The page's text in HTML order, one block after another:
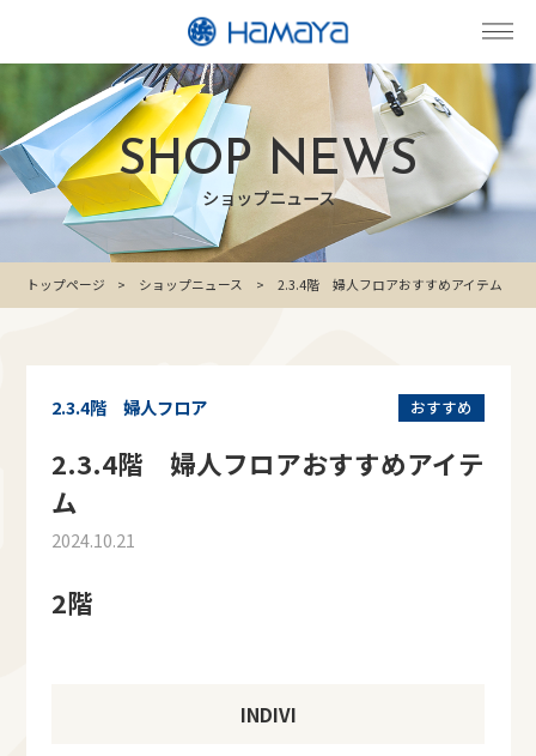
SHOP NEWS
ショップニュース
トップページ ショップニュース 2.3.4階 婦人フロアおすすめアイテム
おすすめ
2.3.4階 婦人フロア
2.3.4階 婦人フロアおすすめアイテ
ム
2024.10.21
2階
INDIVI